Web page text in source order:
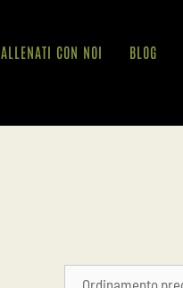
ALLENATI CON NOI BLOG